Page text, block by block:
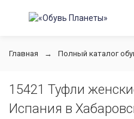
Главная Полный каталог
15421 Туфли
Испания в